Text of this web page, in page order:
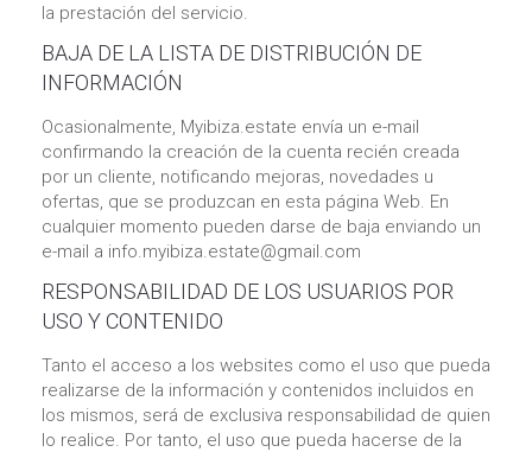
la prestación del servicio.
BAJA DE LA LISTA DE DISTRIBUCIÓN DE
INFORMACIÓN
Ocasionalmente, Myibiza.estate envía un e-mail
confirmando la creación de la cuenta recién creada
por un cliente, notificando mejoras, novedades u
ofertas, que se produzcan en esta página Web. En
cualquier momento pueden darse de baja enviando un
e-mail a info.myibiza.estate@gmail.com
RESPONSABILIDAD DE LOS USUARIOS POR
USO Y CONTENIDO
Tanto el acceso a los websites como el uso que pueda
realizarse de la información y contenidos incluidos en
los mismos, será de exclusiva responsabilidad de quien
lo realice. Por tanto, el uso que pueda hacerse de la